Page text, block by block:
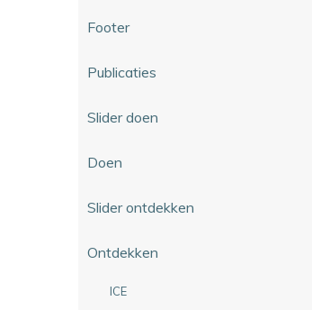
Footer
Publicaties
Slider doen
Doen
Slider ontdekken
Ontdekken
ICE